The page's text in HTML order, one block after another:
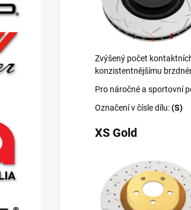
Zvýšený počet
konzistentnějšímu
Pro náročné a sportovní
Označení v čísle dílu:(S)
XS Gold